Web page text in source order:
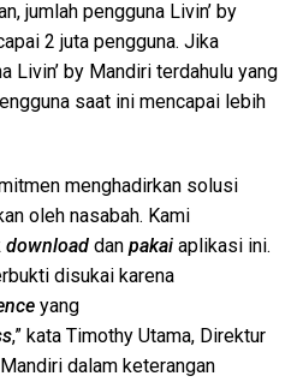
jumlah pengguna Livin’ by
2 juta pengguna. Jika
Livin’ by Mandiri terdahulu yang
saat ini mencapai lebih
menghadirkan solusi
oleh nasabah. Kami
download dan pakai aplikasi ini.
disukai karena
yang
,” kata Timothy Utama, Direktur
dalam keterangan